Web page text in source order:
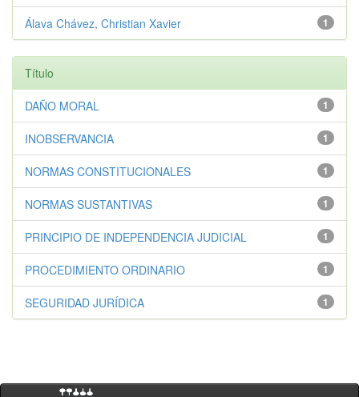
1
Álava Chávez, Christian Xavier
Título
1
DAÑO MORAL
1
INOBSERVANCIA
1
NORMAS CONSTITUCIONALES
1
NORMAS SUSTANTIVAS
1
PRINCIPIO DE INDEPENDENCIA JUDICIAL
1
PROCEDIMIENTO ORDINARIO
1
SEGURIDAD JURÍDICA